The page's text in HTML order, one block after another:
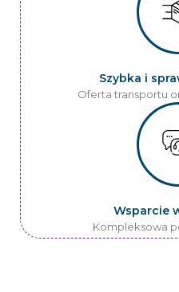
Szybka i
Oferta transportu
Wsparcie
Kompleksowa